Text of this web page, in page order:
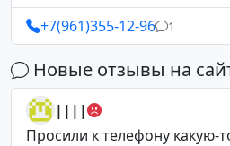
+7(961)355-12-96 1
Новые отзывы на
||||
Просили к телефону какую-